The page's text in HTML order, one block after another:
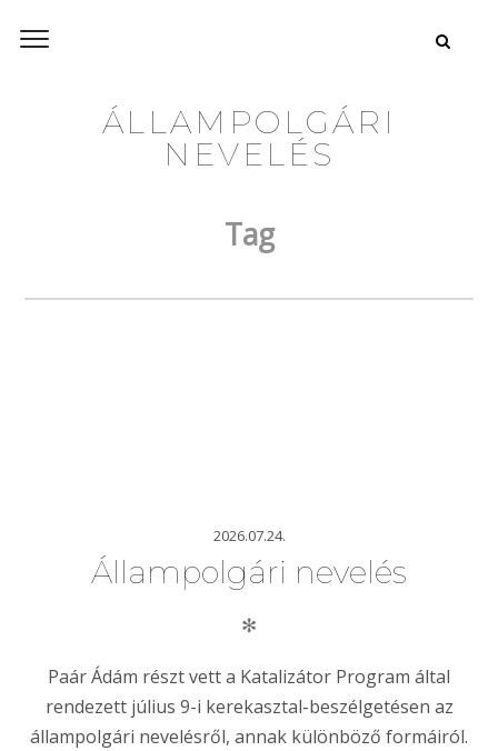
ÁLLAMPOLGÁRI
NEVELÉS
Tag
2026.07.24.
Állampolgári nevelés
✻
Paár Ádám részt vett a Katalizátor Program által
rendezett július 9-i kerekasztal-beszélgetésen az
állampolgári nevelésről, annak különböző formáiról.